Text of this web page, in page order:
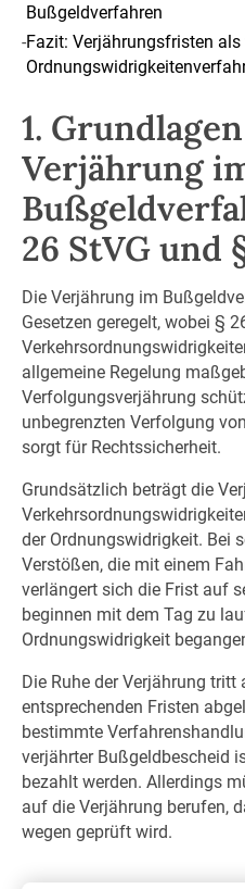
Bußgeldverfahren
-Fazit: Verjährungsfristen
1.
Verjährung
26 StVG und
Die Verjährung im
Gesetzen geregelt, wobei §
allgemeine Regelung
Verfolgungsverjährung
unbegrenzten Verfolgung
sorgt für Rechtssicherheit.
Grundsätzlich beträgt die
der Ordnungswidrigkeit. Bei
Verstößen, die mit einem
verlängert sich die Frist auf
beginnen mit dem Tag zu
Ordnungswidrigkeit
Die Ruhe der Verjährung
entsprechenden Fristen
bestimmte
verjährter Bußgeldbescheid
bezahlt werden. Allerdings
auf die Verjährung berufen,
wegen geprüft wird.